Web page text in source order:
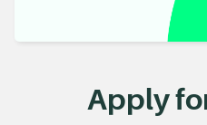
Apply